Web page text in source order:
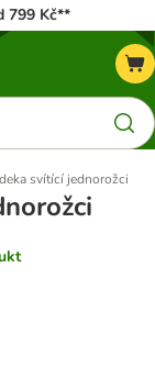
799 Kč**
svítící jednorožci